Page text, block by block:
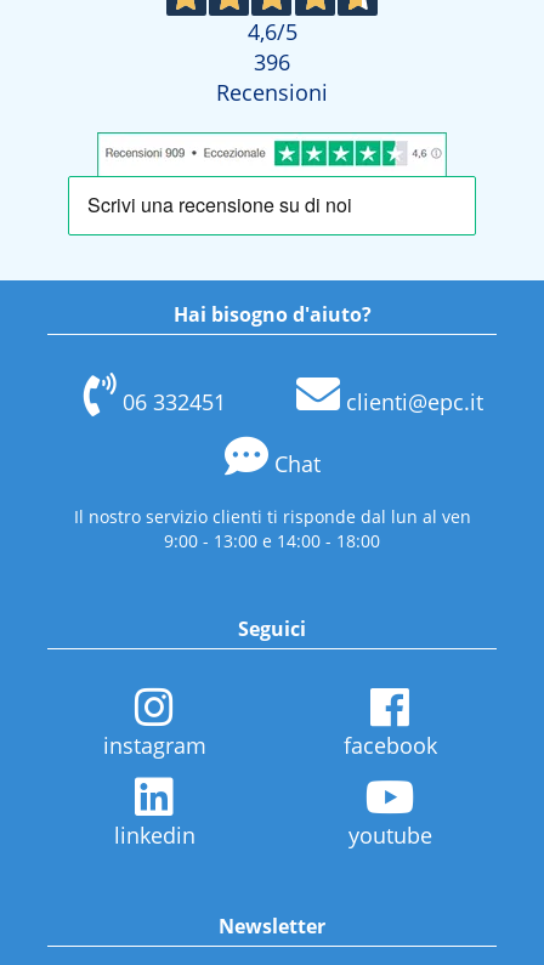
4,6/5
396
Recensioni
Hai bisogno d'aiuto?
06 332451 clienti@epc.it
Chat
Il nostro servizio clienti ti risponde dal lun al ven
9:00 - 13:00 e 14:00 - 18:00
Seguici
instagram facebook
linkedin youtube
Newsletter